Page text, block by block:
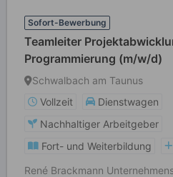
Sofort-Bewerbung
Teamleiter
Programmierung (m/w/d)
Schwalbach am Taunus
Vollzeit
Dienstwagen
Nachhaltiger Arbeitgeber
Fort- und Weiterbildung
René Brackmann